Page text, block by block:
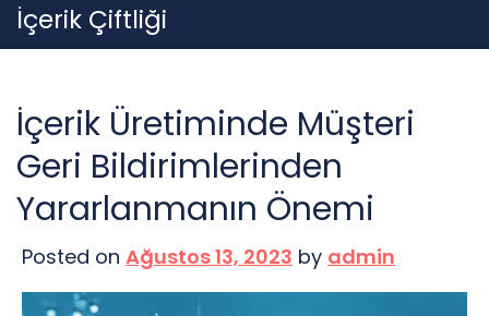
Skip
to
İçerik Çiftliği
İçerik Üretiminde Müşteri
Geri Bildirimlerinden
Yararlanmanın Önemi
Posted on Ağustos 13, 2023 by admin